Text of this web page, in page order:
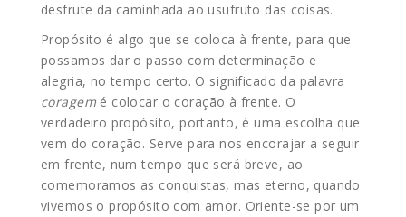
desfrute da caminhada ao usufruto das coisas.
Propósito é algo que se coloca à frente, para que
possamos dar o passo com determinação e
alegria, no tempo certo. O significado da palavra
coragem é colocar o coração à frente. O
verdadeiro propósito, portanto, é uma escolha que
vem do coração. Serve para nos encorajar a seguir
em frente, num tempo que será breve, ao
comemoramos as conquistas, mas eterno, quando
vivemos o propósito com amor. Oriente-se por um